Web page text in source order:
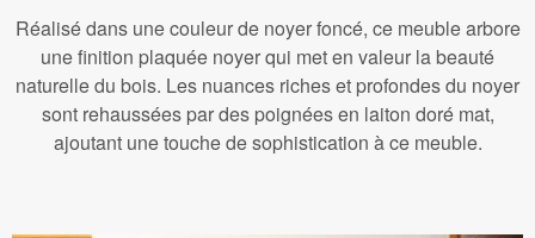
Réalisé dans une couleur de noyer foncé, ce meuble arbore
une finition plaquée noyer qui met en valeur la beauté
naturelle du bois. Les nuances riches et profondes du noyer
sont rehaussées par des poignées en laiton doré mat,
ajoutant une touche de sophistication à ce meuble.